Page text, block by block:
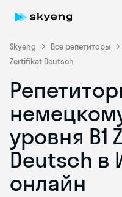
Skyeng Все репетиторы
Zertifikat Deutsch
уровня B1
Deutsch в
онлайн
Skyeng Chat